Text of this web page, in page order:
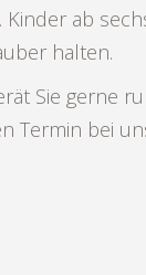
Kinder ab
halten.
Sie gerne
Termin bei